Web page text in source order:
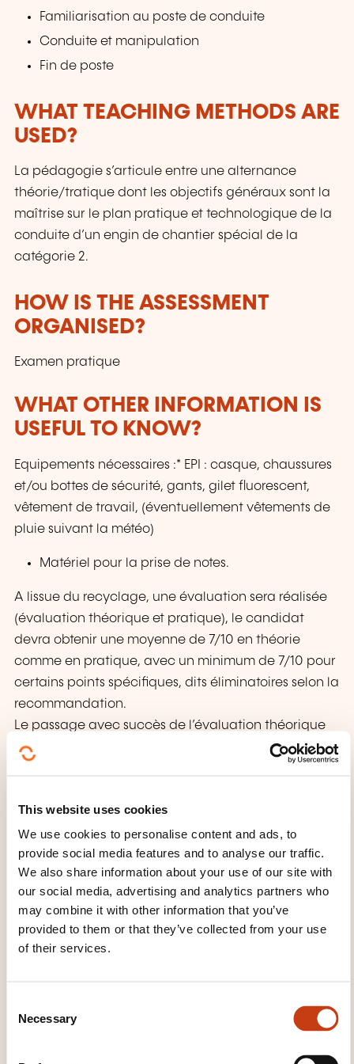
This website uses cookies
We use cookies to personalise content and ads, to
provide social media features and to analyse our traffic.
We also share information about your use of our site with
our social media, advertising and analytics partners who
may combine it with other information that you’ve
provided to them or that they’ve collected from your use
of their services.
Necessary
Familiarisation au poste de conduite
Conduite et manipulation
Fin de poste
WHAT TEACHING METHODS ARE
USED?
La pédagogie s’articule entre une alternance
théorie/tratique dont les objectifs généraux sont la
maîtrise sur le plan pratique et technologique de la
conduite d’un engin de chantier spécial de la
catégorie 2.
HOW IS THE ASSESSMENT
ORGANISED?
Examen pratique
WHAT OTHER INFORMATION IS
USEFUL TO KNOW?
Equipements nécessaires :* EPI : casque, chaussures
et/ou bottes de sécurité, gants, gilet fluorescent,
vêtement de travail, (éventuellement vêtements de
pluie suivant la météo)
Matériel pour la prise de notes.
A lissue du recyclage, une évaluation sera réalisée
(évaluation théorique et pratique), le candidat
devra obtenir une moyenne de 7/10 en théorie
comme en pratique, avec un minimum de 7/10 pour
certains points spécifiques, dits éliminatoires selon la
recommandation.
Le passage avec succès de l’évaluation théorique
est nécessaire pour l’admission à l’évaluation
notre organisme de formation une attestation de
conduite en sécurité avec mention du type d’engin
concerné.
How to contact the